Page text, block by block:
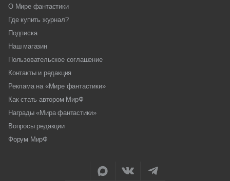
О Мире фантастики
Где купить журнал?
Подписка
Наш магазин
Пользовательское соглашение
Контакты и редакция
Реклама на «Мире фантастики»
Как стать автором МирФ
Награды «Мира фантастики»
Вопросы редакции
Форум МирФ